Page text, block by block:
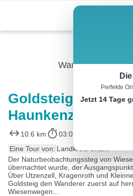
content
Wandern
Goldsteig S 13
Haunkenzell
10.6 km 03:00 h
Eine Tour von: Landkreis Cham
Der Naturbeobachtungssteg von
übernachtet wurde, der
Über Utzenzell, Kragenroth und
Goldsteig den Wanderer zuerst auf
Wiesenwegen...
Perfekte
Jetzt 14 Tage